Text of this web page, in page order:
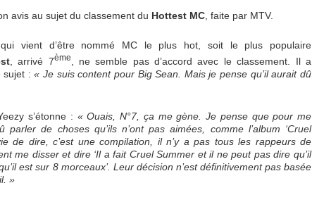
avis au sujet du classement du Hottest MC , faite par MTV.
vient d’être nommé MC le plus hot, soit le plus populaire
, arrivé 7ème
, ne semble pas d’accord avec le classement. Il a
sujet :« Je suis content pour Big Sean. Mais je pense qu’il aurait dû
s’étonne : « Ouais, N°7, ça me gène. Je pense que pour me
de choses qu’ils n’ont pas aimées, comme l’album ‘Cruel
de dire, c’est une compilation, il n’y a pas tous les rappeurs de
me disser et dire ‘Il a fait Cruel Summer et il ne peut pas dire qu’il
est sur 8 morceaux’. Leur décision n’est définitivement pas basée
»